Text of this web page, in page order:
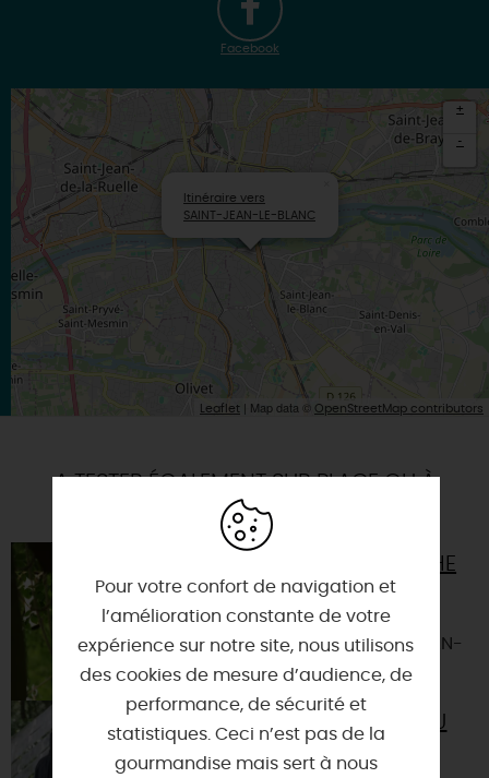
Facebook
Itinéraire vers
SAINT-JEAN-LE-BLANC
+
-
Leaflet | Map data © OpenStreetMap contributors
A TESTER ÉGALEMENT SUR PLACE OU À
PROXIMITÉ
ACCROBRANCHE
DU LÉO PARC
AVENTURE
45650 - SAINT-JEAN-
LE-BLANC
PAINT-BALL DU
LÉO PARC
AVENTURE
Pour votre confort de navigation et
l’amélioration constante de votre
expérience sur notre site, nous utilisons
des cookies de mesure d’audience, de
performance, de sécurité et
statistiques. Ceci n’est pas de la
gourmandise mais sert à nous